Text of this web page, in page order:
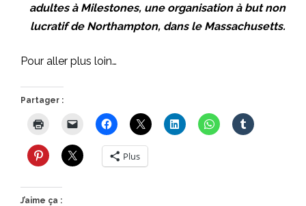
adultes à Milestones, une organisation à but non
lucratif de Northampton, dans le Massachusetts.
Pour aller plus loin…
Partager :
Plus
J’aime ça :